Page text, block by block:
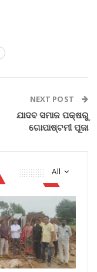
NEXT POST
ଯାଦବ ସମାଜ ପକ୍ଷରୁ
ଗୋପାଷ୍ଟମୀ ପୂଜା
All